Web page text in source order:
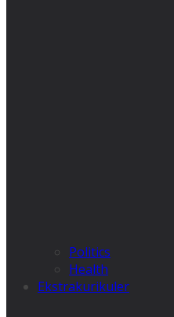
Politics
Health
Ekstrakurikuler